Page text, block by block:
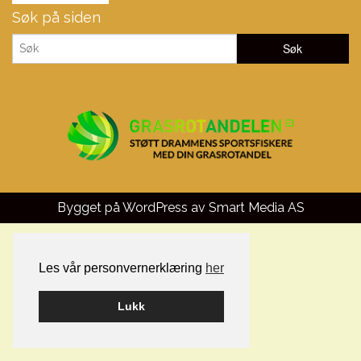
Les vår personvernerklæring her
Lukk
Søk på siden
Bygget på WordPress av Smart Media AS